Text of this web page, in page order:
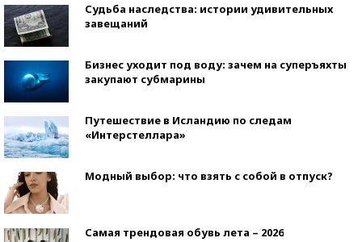
Судьба наследства: истории удивительных
завещаний
Бизнес уходит под воду: зачем на суперъяхты
закупают субмарины
Путешествие в Исландию по следам
«Интерстеллара»
Модный выбор: что взять с собой в отпуск?
Самая трендовая обувь лета – 2026